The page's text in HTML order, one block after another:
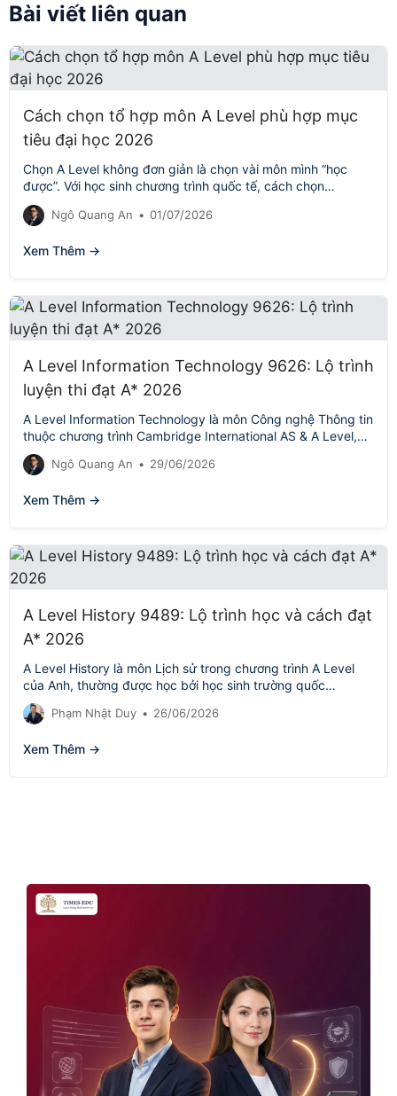
Bài viết liên quan
Cách chọn tổ hợp môn A Level phù hợp mục
tiêu đại học 2026
Chọn A Level không đơn giản là chọn vài môn mình “học
được”. Với học sinh chương trình quốc tế, cách chọn…
Ngô Quang An • 01/07/2026
Xem Thêm →
A Level Information Technology 9626: Lộ trình
luyện thi đạt A* 2026
A Level Information Technology là môn Công nghệ Thông tin
thuộc chương trình Cambridge International AS & A Level,
mã môn phổ…
Ngô Quang An • 29/06/2026
Xem Thêm →
A Level History 9489: Lộ trình học và cách đạt
A* 2026
A Level History là môn Lịch sử trong chương trình A Level
của Anh, thường được học bởi học sinh trường quốc…
Phạm Nhật Duy • 26/06/2026
Xem Thêm →